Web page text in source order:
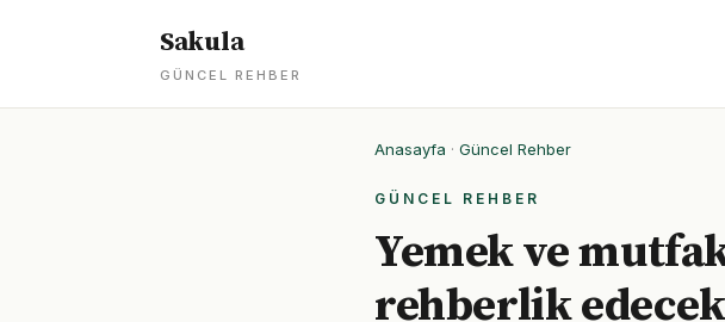
Sakula
GÜNCEL REHBER
Anasayfa · Güncel Rehber
GÜNCEL REHBER
Yemek ve
rehberlik